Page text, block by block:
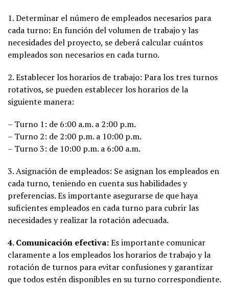
1. Determinar el número de empleados necesarios para
cada turno: En función del volumen de trabajo y las
necesidades del proyecto, se deberá calcular cuántos
empleados son necesarios en cada turno.
2. Establecer los horarios de trabajo: Para los tres turnos
rotativos, se pueden establecer los horarios de la
siguiente manera:
– Turno 1: de 6:00 a.m. a 2:00 p.m.
– Turno 2: de 2:00 p.m. a 10:00 p.m.
– Turno 3: de 10:00 p.m. a 6:00 a.m.
3. Asignación de empleados: Se asignan los empleados en
cada turno, teniendo en cuenta sus habilidades y
preferencias. Es importante asegurarse de que haya
suficientes empleados en cada turno para cubrir las
necesidades y realizar la rotación adecuada.
4. Comunicación efectiva:Es importante comunicar
claramente a los empleados los horarios de trabajo y la
rotación de turnos para evitar confusiones y garantizar
que todos estén disponibles en su turno correspondiente.